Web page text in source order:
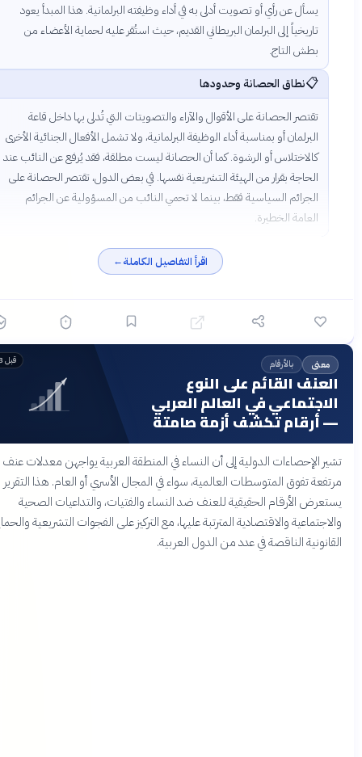
يسأل عن رأي أو تصويت أدلى به في أداء وظيفته البرلمانية. هذا المبدأ يعود
تاريخياً إلى البرلمان البريطاني القديم، حيث استُقر عليه لحماية الأعضاء من
بطش التاج.
نطاق الحصانة وحدودها
تقتصر الحصانة على الأقوال والآراء والتصويتات التي تُدلى بها داخل قاعة
البرلمان أو بمناسبة أداء الوظيفة البرلمانية، ولا تشمل الأفعال الجنائية الأخرى
كالاختلاس أو الرشوة. كما أن الحصانة ليست مطلقة، فقد يُرفع عن النائب عند
الحاجة بقرار من الهيئة التشريعية نفسها. في بعض الدول، تقتصر الحصانة على
الجرائم السياسية فقط، بينما لا تحمي النائب من المسؤولية عن الجرائم
العامة الخطيرة.
اقرأ التفاصيل الكاملة←
بالأرقام
القائم على النوع
في العالم العربي
تكشف أزمة صامتة
الإحصاءات الدولية إلى أن النساء في المنطقة العربية يواجهن معدلات عنف
تفوق المتوسطات العالمية، سواء في المجال الأسري أو العام. هذا التقرير
الأرقام الحقيقية للعنف ضد النساء والفتيات، والتداعيات الصحية
والاقتصادية المترتبة عليها، مع التركيز على الفجوات التشريعية والحماية
الناقصة في عدد من الدول العربية.